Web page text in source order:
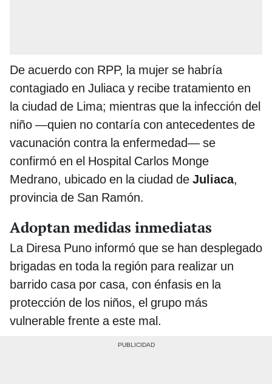
De acuerdo con RPP, la mujer se habría
contagiado en Juliaca y recibe tratamiento en
la ciudad de Lima; mientras que la infección del
niño —quien no contaría con antecedentes de
vacunación contra la enfermedad— se
confirmó en el Hospital Carlos Monge
Medrano, ubicado en la ciudad de Juliaca,
provincia de San Ramón.
Adoptan medidas inmediatas
La Diresa Puno informó que se han desplegado
brigadas en toda la región para realizar un
barrido casa por casa, con énfasis en la
protección de los niños, el grupo más
vulnerable frente a este mal.